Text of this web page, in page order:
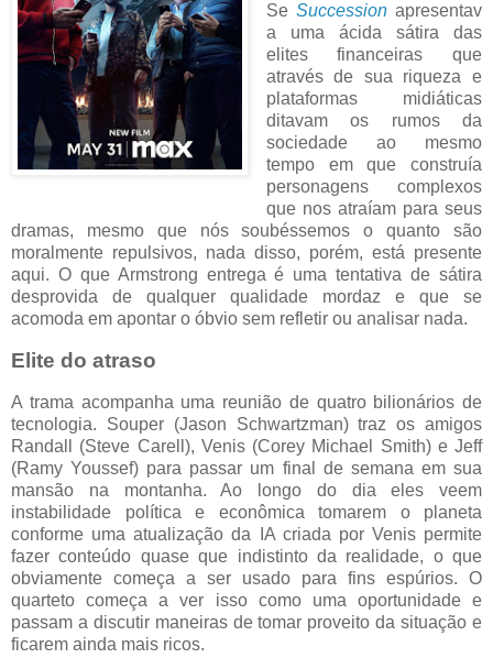
Se Succession apresentav
a uma ácida sátira das
elites financeiras que
através de sua riqueza e
plataformas midiáticas
ditavam os rumos da
sociedade ao mesmo
tempo em que construía
personagens complexos
que nos atraíam para seus
dramas, mesmo que nós soubéssemos o quanto são
moralmente repulsivos, nada disso, porém, está presente
aqui. O que Armstrong entrega é uma tentativa de sátira
desprovida de qualquer qualidade mordaz e que se
acomoda em apontar o óbvio sem refletir ou analisar nada.
Elite do atraso
A trama acompanha uma reunião de quatro bilionários de
tecnologia. Souper (Jason Schwartzman) traz os amigos
Randall (Steve Carell), Venis (Corey Michael Smith) e Jeff
(Ramy Youssef) para passar um final de semana em sua
mansão na montanha. Ao longo do dia eles veem
instabilidade política e econômica tomarem o planeta
conforme uma atualização da IA criada por Venis permite
fazer conteúdo quase que indistinto da realidade, o que
obviamente começa a ser usado para fins espúrios. O
quarteto começa a ver isso como uma oportunidade e
passam a discutir maneiras de tomar proveito da situação e
ficarem ainda mais ricos.